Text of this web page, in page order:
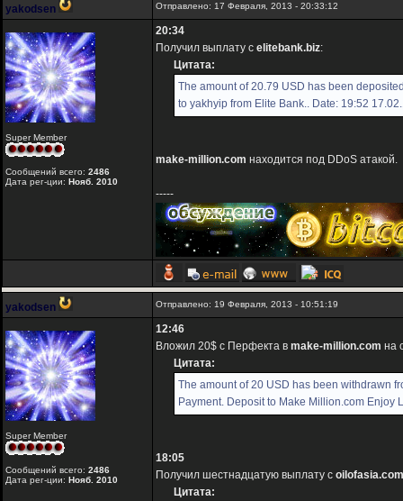
yakodsen Отправлено: 17 Февраля, 2013 - 20:33:12
Super Member
Сообщений всего: 2486
Дата рег-ции: Нояб. 2010
20:34
Получил выплату с elitebank.biz:
Цитата:
The amount of 20.79 USD has been
to yakhyip from Elite Bank.. Date: 19:52
make-million.com находится под DDoS атакой.
-----
yakodsen Отправлено: 19 Февраля, 2013 - 10:51:19
Super Member
Сообщений всего: 2486
Дата рег-ции: Нояб. 2010
12:46
Вложил 20$ с Перфекта в make-million.com на
Цитата:
The amount of 20 USD has been withdrawn
Payment. Deposit to Make Million.com Enjoy
18:05
Получил шестнадцатую выплату с oilofasia.com
Цитата: